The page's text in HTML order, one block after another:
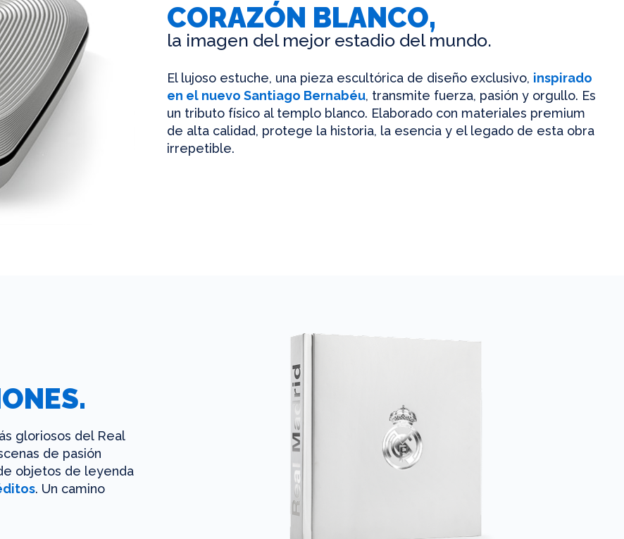
CORAZÓN BLANCO,
la imagen del mejor estadio del mundo.
El lujoso estuche, una pieza escultórica de diseño exclusivo, inspirado
en el nuevo Santiago Bernabéu, transmite fuerza, pasión y orgullo. Es
un tributo físico al templo blanco. Elaborado con materiales premium
de alta calidad, protege la historia, la esencia y el legado de esta obra
irrepetible.
gloriosos del Real
de pasión
objetos de leyenda
. Un camino